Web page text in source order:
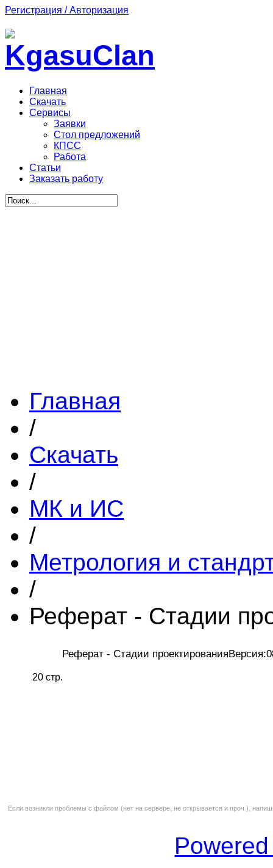
Регистрация / Авторизация
Главная
Скачать
Сервисы
Заявки
Стол предложений
КПСС
Работа
Статьи
Заказать работу
Главная
/
Скачать
/
МК и ИС
/
Метрология и
/
Реферат - Стадии
Реферат - Стадии
20 стр.
Если возникли проблемы с файлом (нет на сервере, не открывается и проч.),